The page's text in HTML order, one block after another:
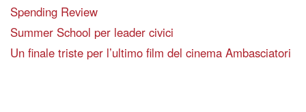
Spending Review
Summer School per leader civici
Un finale triste per l’ultimo film del cinema Ambasciatori